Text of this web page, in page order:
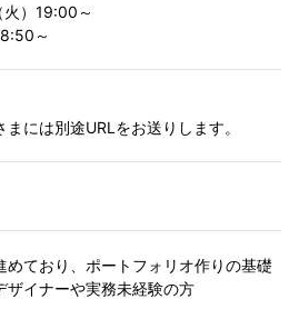
）19:00～
～
には別途URLをお送りします。
めており、ポートフォリオ作りの基礎
ザイナーや実務未経験の方